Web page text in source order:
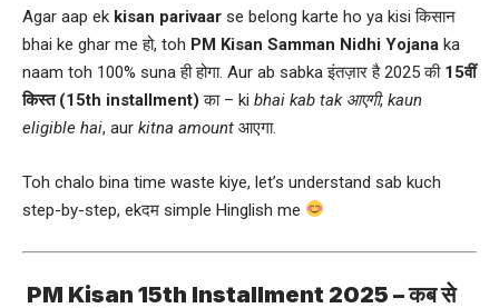
Agar aap ek kisan parivaar se belong karte ho ya kisi किसान
bhai ke ghar me हो, toh PM Kisan Samman Nidhi Yojana ka
naam toh 100% suna ही होगा. Aur ab sabka इंतज़ार है 2025 की 15वीं
किस्त (15th installment) का – ki bhai kab tak आएगी, kaun
eligible hai, aur kitna amount आएगा.
Toh chalo bina time waste kiye, let’s understand sab kuch
step-by-step, ekदम simple Hinglish me
PM Kisan 15th Installment 2025 – कब से